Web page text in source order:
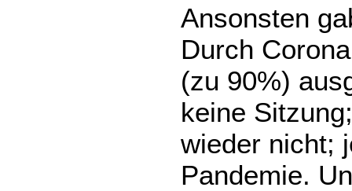
Ansonsten
Durch
(zu 90%)
keine
wieder nicht;
Pandemie.